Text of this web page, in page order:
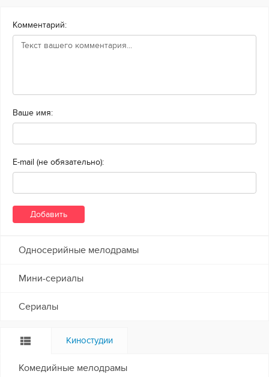
Комментарий:
Ваше имя:
E-mail (не обязательно):
Односерийные мелодрамы
Мини-сериалы
Сериалы
Киностудии
Комедийные мелодрамы